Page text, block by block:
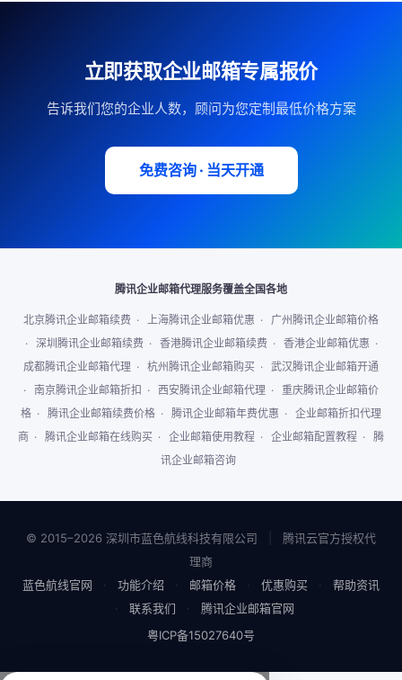
立即获取企业邮箱专属报价
告诉我们您的企业人数，顾问为您定制最低价格方案
免费咨询 · 当天开通
腾讯企业邮箱代理服务覆盖全国各地
北京腾讯企业邮箱续费 · 上海腾讯企业邮箱优惠 ·
广州腾讯企业邮箱价格
· 深圳腾讯企业邮箱续费 · 香港腾讯企业邮箱续费 · 香港企业邮箱优惠 ·
成都腾讯企业邮箱代理 · 杭州腾讯企业邮箱购买 · 武汉腾讯企业邮箱开通
· 南京腾讯企业邮箱折扣 · 西安腾讯企业邮箱代理 · 重庆腾讯企业邮箱价
格 · 腾讯企业邮箱续费价格 · 腾讯企业邮箱年费优惠 · 企业邮箱折扣代理
商 · 腾讯企业邮箱在线购买 · 企业邮箱使用教程 · 企业邮箱配置教程 · 腾
讯企业邮箱咨询
© 2015–2026 深圳市蓝色航线科技有限公司
腾讯云官方授权代
理商
蓝色航线官网
· 功能介绍 · 邮箱价格 · 优惠购买 ·
帮助资讯
·
联系我们 ·
腾讯企业邮箱官网
粤ICP备15027640号